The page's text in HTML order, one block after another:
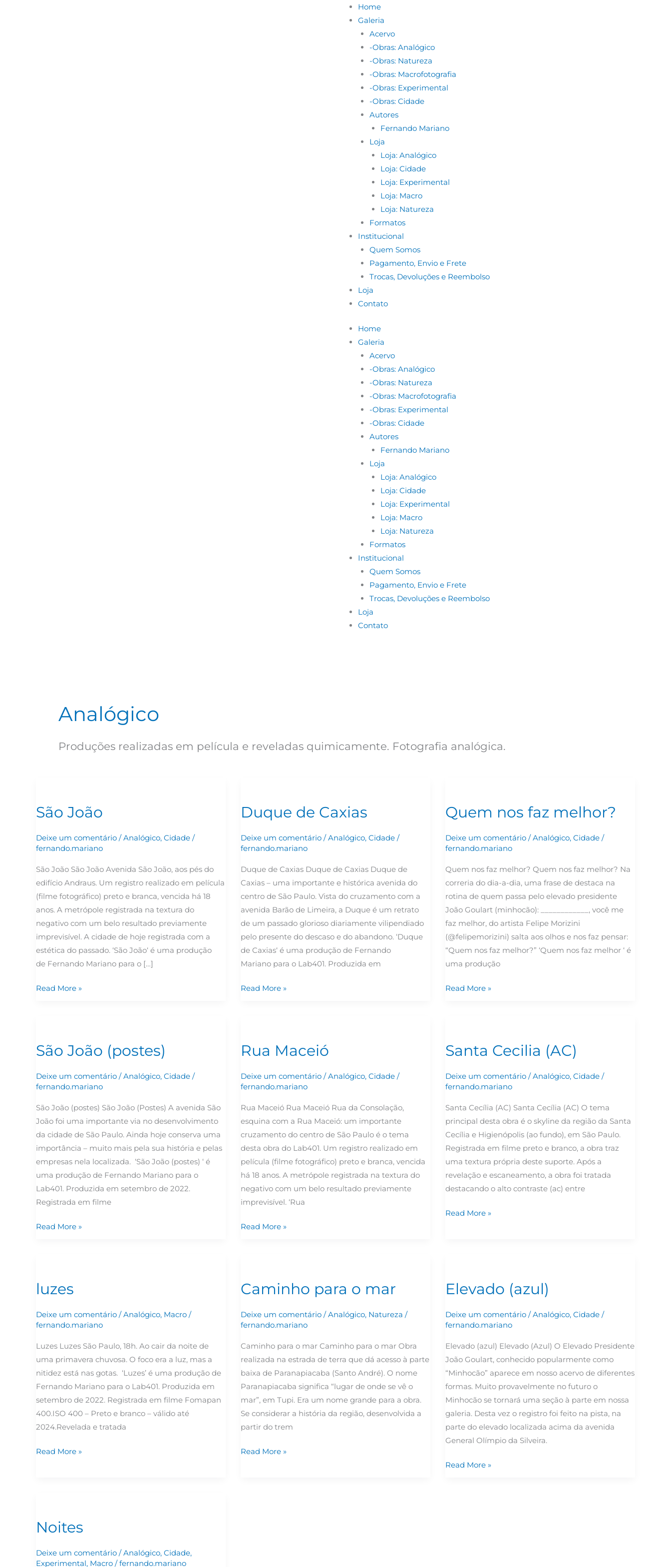
Home
Galeria
Acervo
-Obras: Analógico
-Obras: Natureza
-Obras: Macrofotografia
-Obras: Experimental
-Obras: Cidade
Autores
Fernando Mariano
Loja
Loja: Analógico
Loja: Cidade
Loja: Experimental
Loja: Macro
Loja: Natureza
Formatos
Institucional
Quem Somos
Pagamento, Envio e Frete
Trocas, Devoluções e Reembolso
Loja
Contato
Home
Galeria
Acervo
-Obras: Analógico
-Obras: Natureza
-Obras: Macrofotografia
-Obras: Experimental
-Obras: Cidade
Autores
Fernando Mariano
Loja
Loja: Analógico
Loja: Cidade
Loja: Experimental
Loja: Macro
Loja: Natureza
Formatos
Institucional
Quem Somos
Pagamento, Envio e Frete
Trocas, Devoluções e Reembolso
Loja
Contato
Analógico
Produções realizadas em película e reveladas quimicamente. Fotografia analógica.
São João
Deixe um comentário /Analógico, Cidade /
fernando.mariano
São João São João Avenida São João, aos pés do
edifício Andraus. Um registro realizado em película
(filme fotográfico) preto e branca, vencida há 18
anos. A metrópole registrada na textura do
negativo com um belo resultado previamente
imprevisível. A cidade de hoje registrada com a
estética do passado. ‘São João‘ é uma produção
de Fernando Mariano para o […]
Read More »
Duque de Caxias
Deixe um comentário /Analógico, Cidade/
fernando.mariano
Duque de Caxias Duque de Caxias Duque de
Caxias – uma importante e histórica avenida do
centro de São Paulo. Vista do cruzamento com a
avenida Barão de Limeira, a Duque é um retrato
de um passado glorioso diariamente vilipendiado
pelo presente do descaso e do abandono. ‘Duque
de Caxias‘ é uma produção de Fernando
Mariano para o Lab401. Produzida em
Caxias
Read More »
Quem nos faz melhor?
Deixe um comentário /Analógico, Cidade/
fernando.mariano
Quem nos faz melhor? Quem nos faz melhor? Na
correria do dia-a-dia, uma frase de destaca na
rotina de quem passa pelo elevado presidente
João Goulart (minhocão): ____________, você me
faz melhor, do artista Felipe Morizini
(@felipemorizini) salta aos olhos e nos faz pensar:
“Quem nos faz melhor?” ‘Quem nos faz melhor ‘ é
uma produção
faz
Read More »
São João (postes)
Deixe um comentário /Analógico, Cidade /
fernando.mariano
São João (postes) São João (Postes) A avenida São
João foi uma importante via no desenvolvimento
da cidade de São Paulo. Ainda hoje conserva uma
importância – muito mais pela sua história e pelas
empresas nela localizada. ‘São João (postes) ‘ é
uma produção de Fernando Mariano para o
Lab401. Produzida em setembro de 2022.
Registrada em filme
(postes)
Read More »
Rua Maceió
Deixe um comentário /Analógico, Cidade/
fernando.mariano
Rua Maceió Rua Maceió Rua da Consolação,
esquina com a Rua Maceió: um importante
cruzamento do centro de São Paulo é o tema
desta obra do Lab401. Um registro realizado em
película (filme fotográfico) preto e branca, vencida
há 18 anos. A metrópole registrada na textura do
negativo com um belo resultado previamente
imprevisível. ‘Rua
Read More »
Santa Cecilia (AC)
Deixe um comentário /Analógico, Cidade/
fernando.mariano
Santa Cecília (AC) Santa Cecília (AC) O tema
principal desta obra é o skyline da região da Santa
Cecília e Higienópolis (ao fundo), em São Paulo.
Registrada em filme preto e branco, a obra traz
uma textura própria deste suporte. Após a
revelação e escaneamento, a obra foi tratada
destacando o alto contraste (ac) entre
(AC)
Read More »
luzes
Deixe um comentário /Analógico, Macro /
fernando.mariano
Luzes Luzes São Paulo, 18h. Ao cair da noite de
uma primavera chuvosa. O foco era a luz, mas a
nitidez está nas gotas. ‘Luzes’ é uma produção de
Fernando Mariano para o Lab401. Produzida em
setembro de 2022. Registrada em filme Fomapan
400.ISO 400 – Preto e branco – válido até
2024.Revelada e tratada
Read More »
Caminho para o mar
Deixe um comentário /Analógico, Natureza /
fernando.mariano
Caminho para o mar Caminho para o mar Obra
realizada na estrada de terra que dá acesso à parte
baixa de Paranapiacaba (Santo André). O nome
Paranapiacaba significa “lugar de onde se vê o
mar”, em Tupi. Era um nome grande para a obra.
Se considerar a história da região, desenvolvida a
partir do trem
o
Read More »
Elevado (azul)
Deixe um comentário /Analógico, Cidade/
fernando.mariano
Elevado (azul) Elevado (Azul) O Elevado Presidente
João Goulart, conhecido popularmente como
“Minhocão” aparece em nosso acervo de diferentes
formas. Muito provavelmente no futuro o
Minhocão se tornará uma seção à parte em nossa
galeria. Desta vez o registro foi feito na pista, na
parte do elevado localizada acima da avenida
General Olímpio da Silveira.
Read More »
Noites
Deixe um comentário /Analógico, Cidade,
Experimental, Macro /fernando.mariano